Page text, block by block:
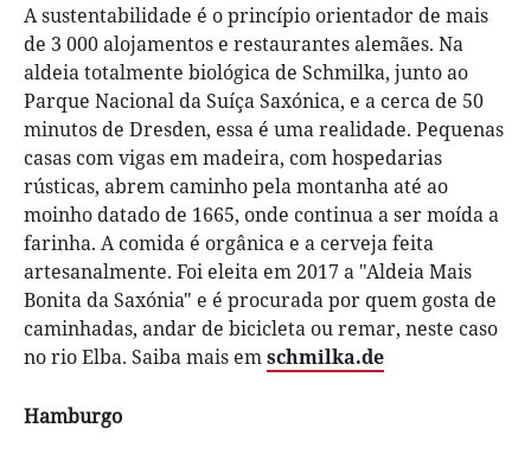
A sustentabilidade é o princípio orientador de mais
de 3 000 alojamentos e restaurantes alemães. Na
aldeia totalmente biológica de Schmilka, junto ao
Parque Nacional da Suíça Saxónica, e a cerca de 50
minutos de Dresden, essa é uma realidade. Pequenas
casas com vigas em madeira, com hospedarias
rústicas, abrem caminho pela montanha até ao
moinho datado de 1665, onde continua a ser moída a
farinha. A comida é orgânica e a cerveja feita
artesanalmente. Foi eleita em 2017 a "Aldeia Mais
Bonita da Saxónia" e é procurada por quem gosta de
caminhadas, andar de bicicleta ou remar, neste caso
no rio Elba. Saiba mais emschmilka.de
Hamburgo